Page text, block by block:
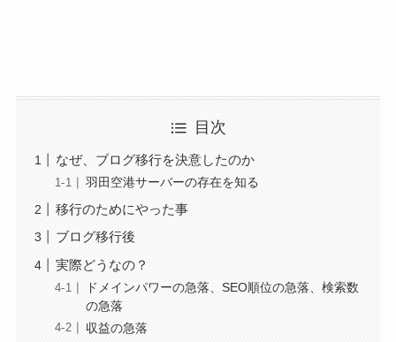
目次
なぜ、ブログ移行を決意したのか
羽田空港サーバーの存在を知る
移行のためにやった事
ブログ移行後
実際どうなの？
ドメインパワーの急落、SEO順位の急落、検索数
の急落
収益の急落